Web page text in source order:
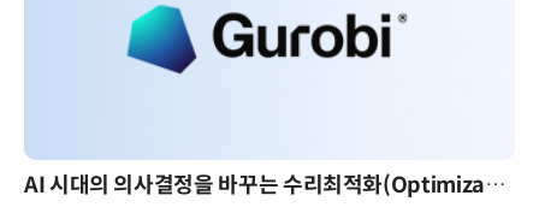
AI 시대의 의사결정을 바꾸는 수리최적화(Optimization): 실제 산업 적용 사례와 활용 전략